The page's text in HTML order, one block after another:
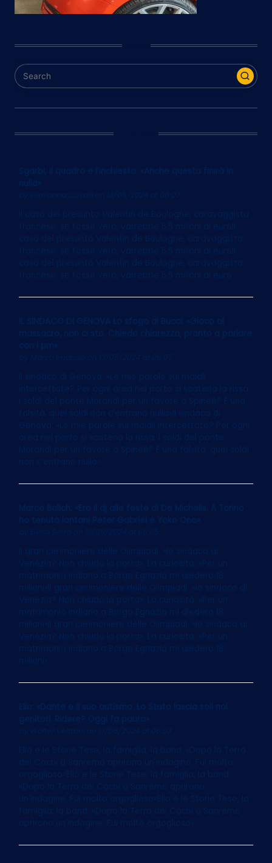
Cerca
Sgarbi, il quadro e l’inchiesta: «Anche questa finirà in
nulla»
on 13/05/2024 at 06:07
Il caso del presunto Valentin de Boulogne, caravaggista
francese: se fosse vero, varrebbe 5,5 milioni di euroIl
caso del presunto Valentin de Boulogne, caravaggista
francese: se fosse vero, varrebbe 5,5 milioni di euroIl
caso del presunto Valentin de Boulogne, caravaggista
francese: se fosse vero, varrebbe 5,5 milioni di euro
IL SINDACO DI GENOVA Lo sfogo di Bucci: «Gioco al
massacro, non ci sto. Chiedo chiarezza, pronto a parlare
con i pm»
Marco Imarisio on 13/05/2024 at 06:07
Il sindaco di Genova: «Le mie parole sui maiali
intercettate? Per ogni area nel porto si scatena la rissa.
I soldi del ponte Morandi per un favore a Spinelli? È una
falsità, quei soldi non c’entrano nulla»Il sindaco di
Genova: «Le mie parole sui maiali intercettate? Per ogni
area nel porto si scatena la rissa. I soldi del ponte
Morandi per un favore a Spinelli? È una falsità, quei soldi
non c’entrano nulla»
Marco Balich: «Ero il dj alle feste di De Michelis. A Torino
ho tenuto lontani Peter Gabriel e Yoko Ono»
on 13/05/2024 at 06:05
Il gran cerimoniere delle Olimpiadi: «Io sindaco di
Venezia? Non chiudo la porta». La curiosità: «Per un
matrimonio indiano a Borgo Egnazia mi diedero 18
milioni»Il gran cerimoniere delle Olimpiadi: «Io sindaco di
Venezia? Non chiudo la porta». La curiosità: «Per un
matrimonio indiano a Borgo Egnazia mi diedero 18
milioni»Il gran cerimoniere delle Olimpiadi: «Io sindaco di
Venezia? Non chiudo la porta». La curiosità: «Per un
matrimonio indiano a Borgo Egnazia mi diedero 18
Elio: «Dante e il suo autismo. Lo Stato lascia soli noi
genitori. Ridere? Oggi fa paura»
Walter Veltroni on 13/05/2024 at 06:03
Elio e le Storie Tese, la famiglia, la band. «Dopo la Terra
dei Cachi a Sanremo aprirono un'indagine. Fui molto
orgoglioso»Elio e le Storie Tese, la famiglia, la band.
«Dopo la Terra dei Cachi a Sanremo aprirono
un'indagine. Fui molto orgoglioso»Elio e le Storie Tese, la
famiglia, la band. «Dopo la Terra dei Cachi a Sanremo
aprirono un'indagine. Fui molto orgoglioso»